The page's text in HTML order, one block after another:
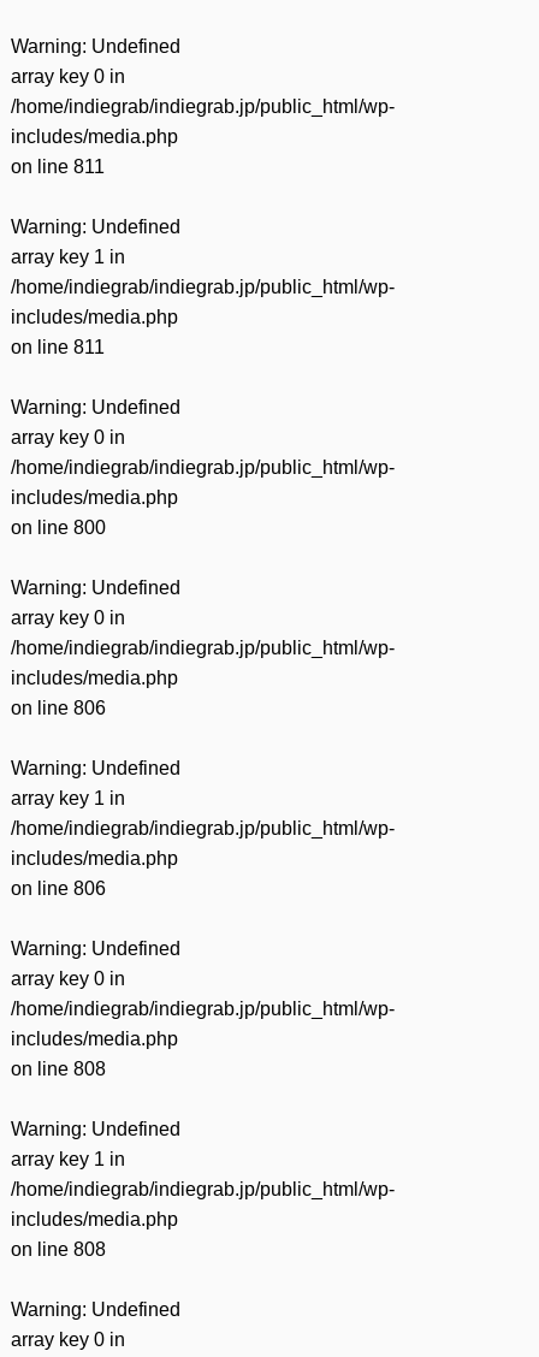
Warning: Undefined
array key 0 in
/home/indiegrab/indiegrab.jp/public_html/wp-
includes/media.php
on line 811
Warning: Undefined
array key 1 in
/home/indiegrab/indiegrab.jp/public_html/wp-
includes/media.php
on line 811
Warning: Undefined
array key 0 in
/home/indiegrab/indiegrab.jp/public_html/wp-
includes/media.php
on line 800
Warning: Undefined
array key 0 in
/home/indiegrab/indiegrab.jp/public_html/wp-
includes/media.php
on line 806
Warning: Undefined
array key 1 in
/home/indiegrab/indiegrab.jp/public_html/wp-
includes/media.php
on line 806
Warning: Undefined
array key 0 in
/home/indiegrab/indiegrab.jp/public_html/wp-
includes/media.php
on line 808
Warning: Undefined
array key 1 in
/home/indiegrab/indiegrab.jp/public_html/wp-
includes/media.php
on line 808
Warning: Undefined
array key 0 in